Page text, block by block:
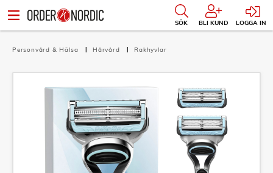
SÖK BLI KUND LOGGA IN
Personvård & Hälsa Hårvård Rakhyvlar